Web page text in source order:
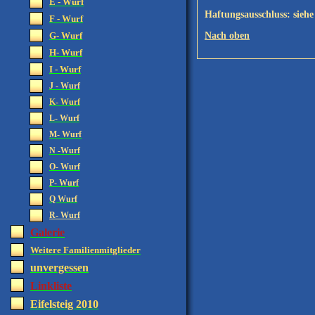
F - Wurf
G- Wurf
H- Wurf
I - Wurf
J - Wurf
K- Wurf
L- Wurf
M- Wurf
N -Wurf
O- Wurf
P- Wurf
Q Wurf
R- Wurf
Galerie
Weitere Familienmitglieder
unvergessen
Linkliste
Eifelsteig 2010
Haftungsausschluss:
Nach oben